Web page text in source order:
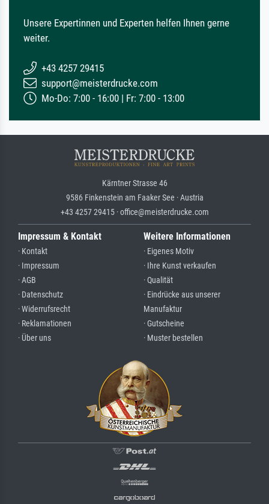
Unsere Expertinnen und Experten helfen Ihnen gerne
weiter.
+43 4257 29415
support@meisterdrucke.com
Mo-Do: 7:00 - 16:00 | Fr: 7:00 - 13:00
Kärntner Strasse 46
9586 Finkenstein am Faaker See · Austria
+43 4257 29415 · office@meisterdrucke.com
Impressum & Kontakt
· Kontakt
· Impressum
· AGB
· Datenschutz
· Widerrufsrecht
· Reklamationen
· Über uns
Weitere Informationen
· Eigenes Motiv
· Ihre Kunst verkaufen
· Qualität
· Eindrücke aus unserer
Manufaktur
· Gutscheine
· Muster bestellen